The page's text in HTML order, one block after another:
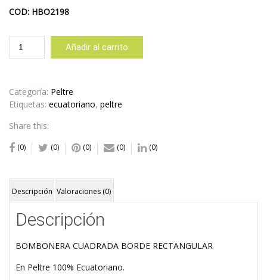
COD: HBO2198
BOMBONERA
CUADRADA
cantidad
Añadir al carrito
Categoría: Peltre
Etiquetas: ecuatoriano, peltre
Share this:
(0) (0) (0) (0) (0)
Descripción Valoraciones (0)
Descripción
BOMBONERA CUADRADA BORDE RECTANGULAR
En Peltre 100% Ecuatoriano.